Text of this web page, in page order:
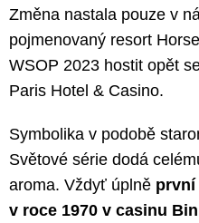
Změna nastala pouze v
pojmenovaný resort
WSOP 2023 hostit opět
Paris Hotel & Casino.
Symbolika v podobě
Světové série dodá
aroma. Vždyť úplně první
v roce 1970 v casinu